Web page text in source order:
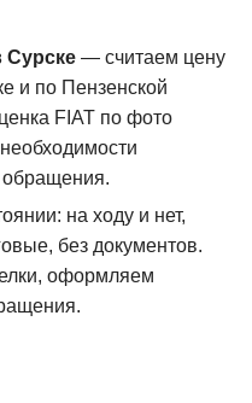
Сурске— считаем цену
и по Пензенской
FIAT по фото
обращения.
на ходу и нет,
без документов.
оформляем